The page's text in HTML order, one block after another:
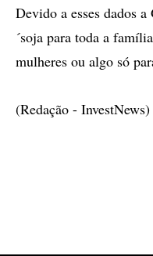
Devido a esses dados
´soja para toda a
mulheres ou algo só
(Redação - InvestNews)